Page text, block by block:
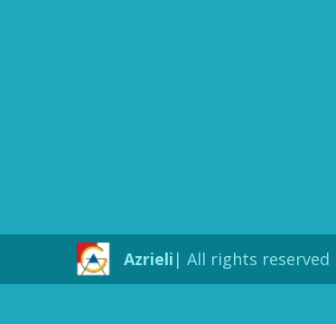
All rights reserved |
Azrieli